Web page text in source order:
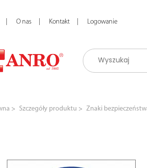
O nas Kontakt Logowanie
Szczegóły produktu Znaki